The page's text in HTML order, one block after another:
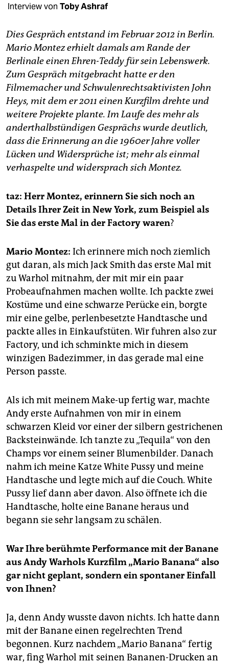
fragen & hilfe
unterstützen
abo
genossenschaft
epaper login
Interview von Toby Ashraf
Dies Gespräch entstand im Februar 2012 in Berlin.
Mario Montez erhielt damals am Rande der
Berlinale einen Ehren-Teddy für sein Lebenswerk.
Zum Gespräch mitgebracht hatte er den
Filmemacher und Schwulenrechtsaktivisten John
Heys, mit dem er 2011 einen Kurzfilm drehte und
weitere Projekte plante. Im Laufe des mehr als
anderthalbstündigen Gesprächs wurde deutlich,
dass die Erinnerung an die 1960er Jahre voller
Lücken und Widersprüche ist; mehr als einmal
verhaspelte und widersprach sich Montez.
taz: Herr Montez, erinnern Sie sich noch an
Details Ihrer Zeit in New York, zum Beispiel als
Sie das erste Mal in der Factory waren?
Mario Montez: Ich erinnere mich noch ziemlich
gut daran, als mich Jack Smith das erste Mal mit
zu Warhol mitnahm, der mit mir ein paar
Probeaufnahmen machen wollte. Ich packte zwei
Kostüme und eine schwarze Perücke ein, borgte
mir eine gelbe, perlenbesetzte Handtasche und
packte alles in Einkaufstüten. Wir fuhren also zur
Factory, und ich schminkte mich in diesem
winzigen Badezimmer, in das gerade mal eine
Person passte.
Als ich mit meinem Make-up fertig war, machte
Andy erste Aufnahmen von mir in einem
schwarzen Kleid vor einer der silbern gestrichenen
Backsteinwände. Ich tanzte zu „Tequila“ von den
Champs vor einem seiner Blumenbilder. Danach
nahm ich meine Katze White Pussy und meine
Handtasche und legte mich auf die Couch. White
Pussy lief dann aber davon. Also öffnete ich die
Handtasche, holte eine Banane heraus und
begann sie sehr langsam zu schälen.
War Ihre berühmte Performance mit der Banane
aus Andy Warhols Kurzfilm „Mario Banana“ also
gar nicht geplant, sondern ein spontaner Einfall
von Ihnen?
Ja, denn Andy wusste davon nichts. Ich hatte dann
mit der Banane einen regelrechten Trend
begonnen. Kurz nachdem „Mario Banana“ fertig
war, fing Warhol mit seinen Bananen-Drucken an